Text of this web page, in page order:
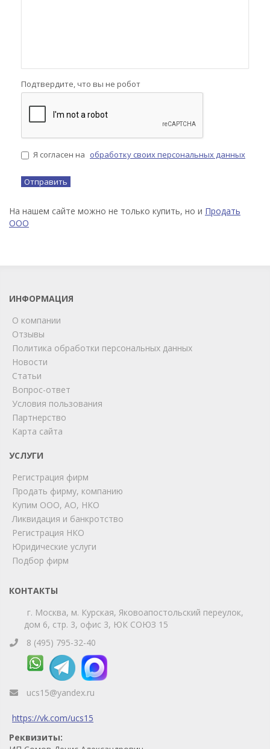
Подтвердите, что вы не робот
Я согласен на обработку своих персональных данных
На нашем сайте можно не только купить, но и Продать
ООО
ИНФОРМАЦИЯ
О компании
Отзывы
Политика обработки персональных данных
Новости
Статьи
Вопрос-ответ
Условия пользования
Партнерство
Карта сайта
УСЛУГИ
Регистрация фирм
Продать фирму, компанию
Купим ООО, АО, НКО
Ликвидация и банкротство
Регистрация НКО
Юридические услуги
Подбор фирм
КОНТАКТЫ
г. Москва, м. Курская, Яковоапостольский переулок,
дом 6, стр. 3, офис 3, ЮК СОЮЗ 15
8 (495) 795-32-40
ucs15@yandex.ru
https://vk.com/ucs15
Реквизиты:
online
Позвоните нам или свяжитесь с нами через любой
удобный мессенджер!
Telegram
Телефон